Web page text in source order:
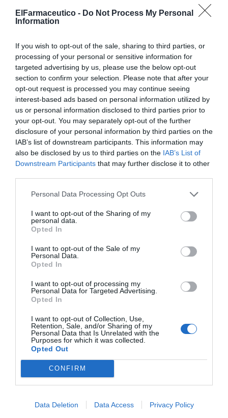
ElFarmaceutico - Do Not Process My Personal
Information
If you wish to opt-out of the sale, sharing to third parties, or
processing of your personal or sensitive information for
targeted advertising by us, please use the below opt-out
section to confirm your selection. Please note that after your
opt-out request is processed you may continue seeing
interest-based ads based on personal information utilized by
us or personal information disclosed to third parties prior to
your opt-out. You may separately opt-out of the further
disclosure of your personal information by third parties on the
IAB’s list of downstream participants. This information may
also be disclosed by us to third parties on the IAB’s List of
Downstream Participants that may further disclose it to other
Personal Data Processing Opt Outs
I want to opt-out of the Sharing of my
personal data.
Opted In
I want to opt-out of the Sale of my
Personal Data.
Opted In
I want to opt-out of processing my
Personal Data for Targeted Advertising.
Opted In
I want to opt-out of Collection, Use,
Retention, Sale, and/or Sharing of my
Personal Data that Is Unrelated with the
Purposes for which it was collected.
Opted Out
CONFIRM
Data Deletion Data Access Privacy Policy
limpios. Evitar el contacto directo con los ojos.
Hidratación + Prevención de las primeras arrugas.
La gama Natural Beauty cuenta, además, con Crema de
Noche Nutrición y Recuperación.
P.V.P. recomendado: 7, 15 €.
AñadirEl Farmacéuticocomo fuente preferida
de Google de forma gratuita
Mantente informado con las últimas noticias de actualidad.
ACTIVAR AHORA
Cema de Día POND'S Natural Beauty Hidratación
extracto de té verde
Hidratación y prevención primeras arrugas
Destacados
La venta online de medicamentos
trazabilidad
DIGITAL Isabel Marín Moral